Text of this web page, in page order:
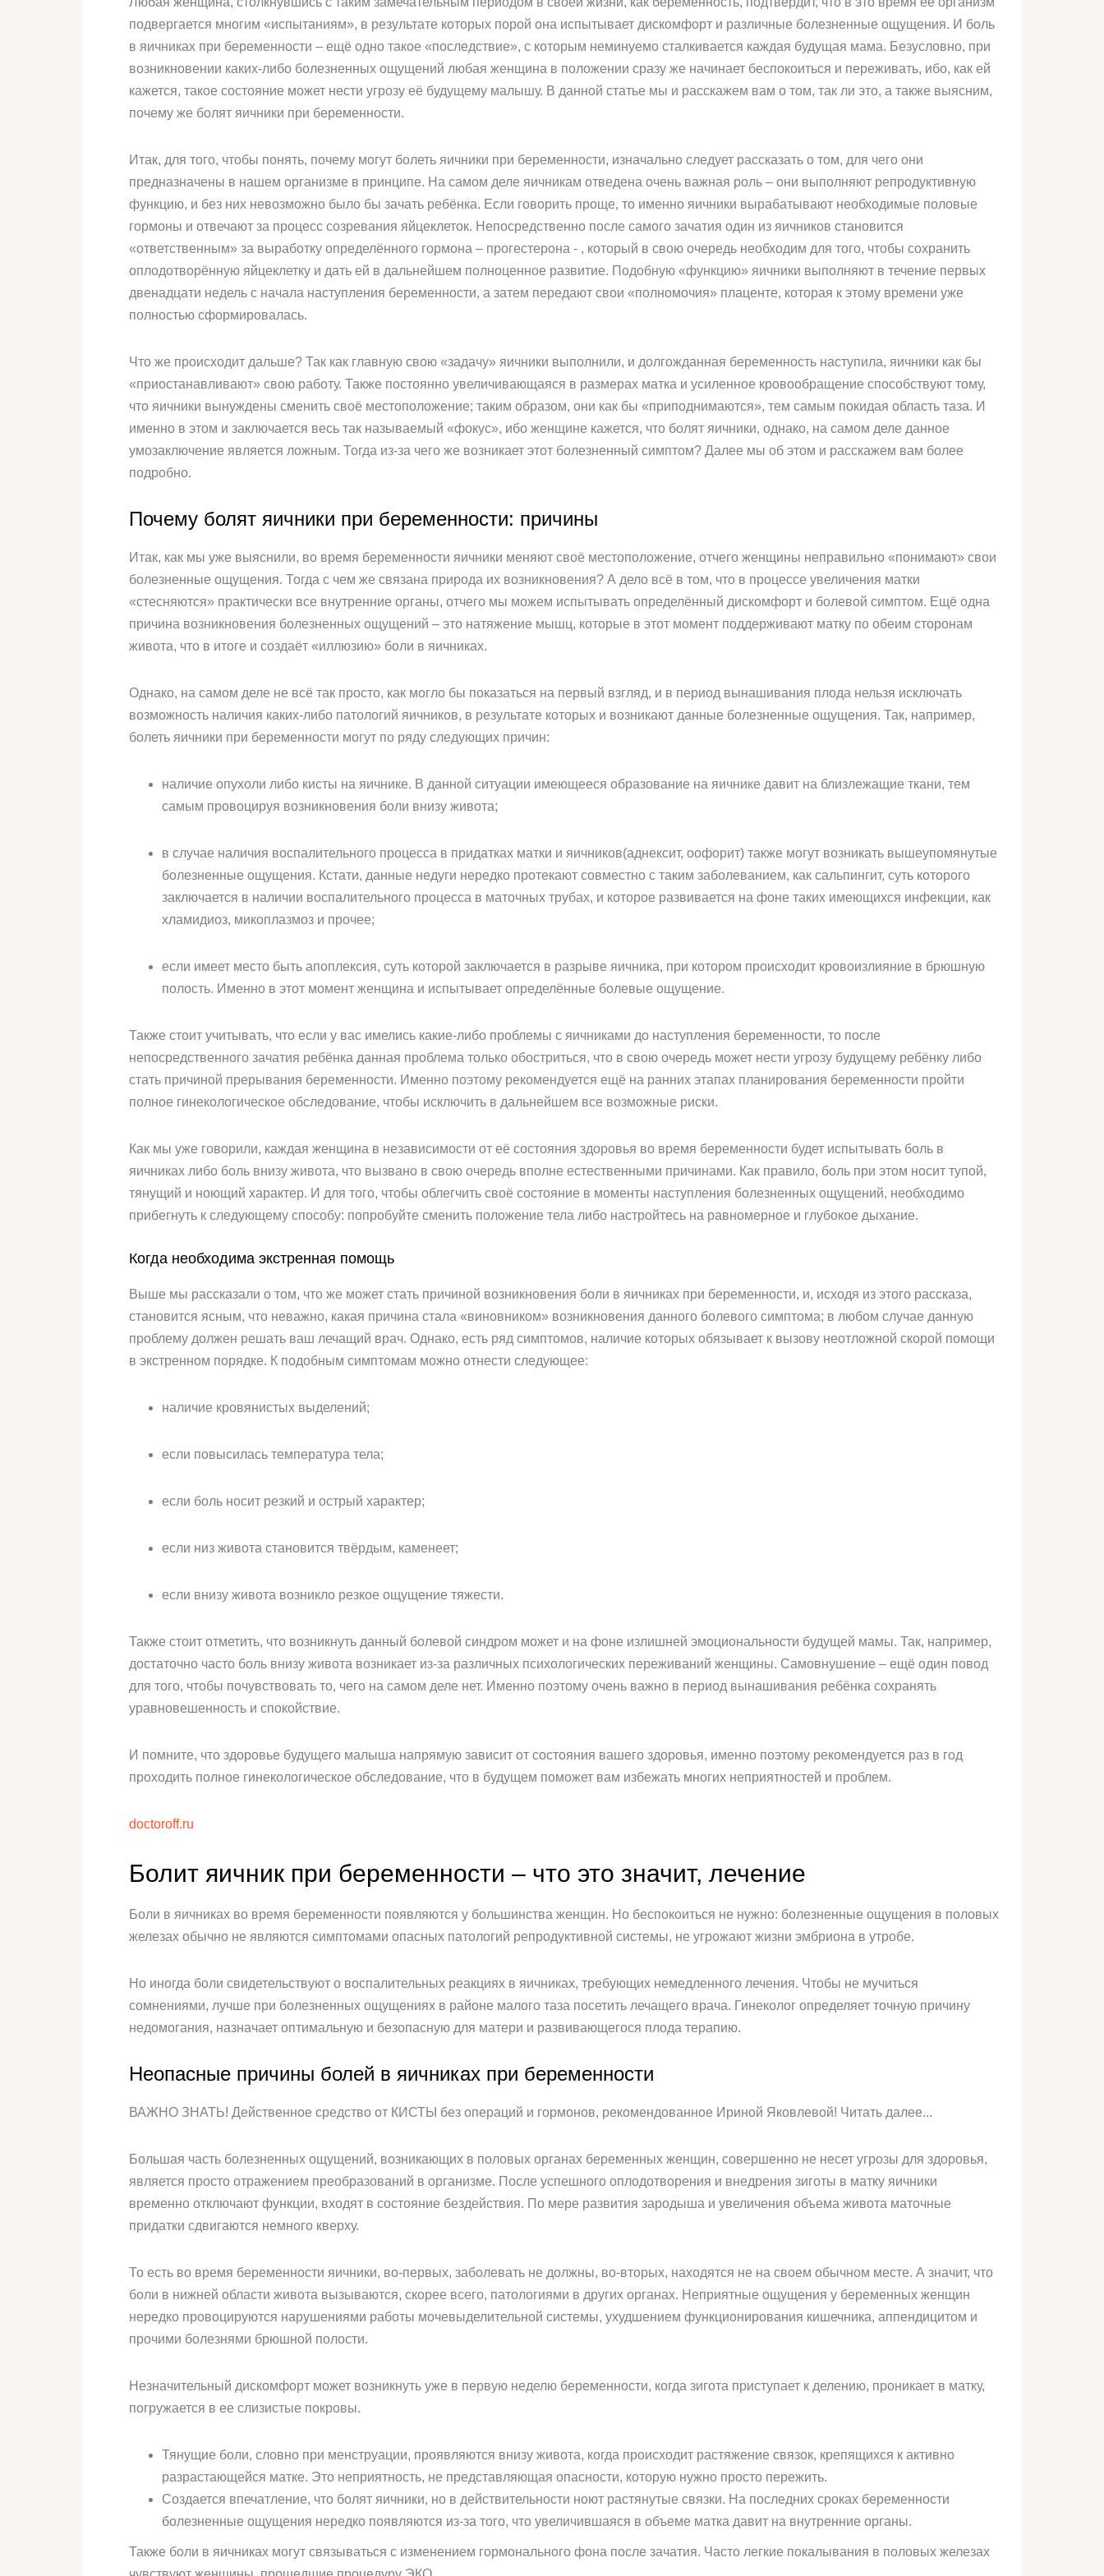
подвергается многим «испытаниям», в результате которых порой она испытывает дискомфорт и различные болезненные ощущения. И боль
в яичниках при беременности – ещё одно такое «последствие», с которым неминуемо сталкивается каждая будущая мама. Безусловно, при
возникновении каких-либо болезненных ощущений любая женщина в положении сразу же начинает беспокоиться и переживать, ибо, как ей
кажется, такое состояние может нести угрозу её будущему малышу. В данной статье мы и расскажем вам о том, так ли это, а также выясним,
почему же болят яичники при беременности.
Итак, для того, чтобы понять, почему могут болеть яичники при беременности, изначально следует рассказать о том, для чего они
предназначены в нашем организме в принципе. На самом деле яичникам отведена очень важная роль – они выполняют репродуктивную
функцию, и без них невозможно было бы зачать ребёнка. Если говорить проще, то именно яичники вырабатывают необходимые половые
гормоны и отвечают за процесс созревания яйцеклеток. Непосредственно после самого зачатия один из яичников становится
«ответственным» за выработку определённого гормона – прогестерона - , который в свою очередь необходим для того, чтобы сохранить
оплодотворённую яйцеклетку и дать ей в дальнейшем полноценное развитие. Подобную «функцию» яичники выполняют в течение первых
двенадцати недель с начала наступления беременности, а затем передают свои «полномочия» плаценте, которая к этому времени уже
полностью сформировалась.
Что же происходит дальше? Так как главную свою «задачу» яичники выполнили, и долгожданная беременность наступила, яичники как бы
«приостанавливают» свою работу. Также постоянно увеличивающаяся в размерах матка и усиленное кровообращение способствуют тому,
что яичники вынуждены сменить своё местоположение; таким образом, они как бы «приподнимаются», тем самым покидая область таза. И
именно в этом и заключается весь так называемый «фокус», ибо женщине кажется, что болят яичники, однако, на самом деле данное
умозаключение является ложным. Тогда из-за чего же возникает этот болезненный симптом? Далее мы об этом и расскажем вам более
подробно.
Почему болят яичники при беременности: причины
Итак, как мы уже выяснили, во время беременности яичники меняют своё местоположение, отчего женщины неправильно «понимают» свои
болезненные ощущения. Тогда с чем же связана природа их возникновения? А дело всё в том, что в процессе увеличения матки
«стесняются» практически все внутренние органы, отчего мы можем испытывать определённый дискомфорт и болевой симптом. Ещё одна
причина возникновения болезненных ощущений – это натяжение мышц, которые в этот момент поддерживают матку по обеим сторонам
живота, что в итоге и создаёт «иллюзию» боли в яичниках.
Однако, на самом деле не всё так просто, как могло бы показаться на первый взгляд, и в период вынашивания плода нельзя исключать
возможность наличия каких-либо патологий яичников, в результате которых и возникают данные болезненные ощущения. Так, например,
болеть яичники при беременности могут по ряду следующих причин:
наличие опухоли либо кисты на яичнике. В данной ситуации имеющееся образование на яичнике давит на близлежащие ткани, тем
самым провоцируя возникновения боли внизу живота;
в случае наличия воспалительного процесса в придатках матки и яичников(аднексит, оофорит) также могут возникать вышеупомянутые
болезненные ощущения. Кстати, данные недуги нередко протекают совместно с таким заболеванием, как сальпингит, суть которого
заключается в наличии воспалительного процесса в маточных трубах, и которое развивается на фоне таких имеющихся инфекции, как
хламидиоз, микоплазмоз и прочее;
если имеет место быть апоплексия, суть которой заключается в разрыве яичника, при котором происходит кровоизлияние в брюшную
полость. Именно в этот момент женщина и испытывает определённые болевые ощущение.
Также стоит учитывать, что если у вас имелись какие-либо проблемы с яичниками до наступления беременности, то после
непосредственного зачатия ребёнка данная проблема только обостриться, что в свою очередь может нести угрозу будущему ребёнку либо
стать причиной прерывания беременности. Именно поэтому рекомендуется ещё на ранних этапах планирования беременности пройти
полное гинекологическое обследование, чтобы исключить в дальнейшем все возможные риски.
Как мы уже говорили, каждая женщина в независимости от её состояния здоровья во время беременности будет испытывать боль в
яичниках либо боль внизу живота, что вызвано в свою очередь вполне естественными причинами. Как правило, боль при этом носит тупой,
тянущий и ноющий характер. И для того, чтобы облегчить своё состояние в моменты наступления болезненных ощущений, необходимо
прибегнуть к следующему способу: попробуйте сменить положение тела либо настройтесь на равномерное и глубокое дыхание.
Когда необходима экстренная помощь
Выше мы рассказали о том, что же может стать причиной возникновения боли в яичниках при беременности, и, исходя из этого рассказа,
становится ясным, что неважно, какая причина стала «виновником» возникновения данного болевого симптома; в любом случае данную
проблему должен решать ваш лечащий врач. Однако, есть ряд симптомов, наличие которых обязывает к вызову неотложной скорой помощи
в экстренном порядке. К подобным симптомам можно отнести следующее:
наличие кровянистых выделений;
если повысилась температура тела;
если боль носит резкий и острый характер;
если низ живота становится твёрдым, каменеет;
если внизу живота возникло резкое ощущение тяжести.
Также стоит отметить, что возникнуть данный болевой синдром может и на фоне излишней эмоциональности будущей мамы. Так, например,
достаточно часто боль внизу живота возникает из-за различных психологических переживаний женщины. Самовнушение – ещё один повод
для того, чтобы почувствовать то, чего на самом деле нет. Именно поэтому очень важно в период вынашивания ребёнка сохранять
уравновешенность и спокойствие.
И помните, что здоровье будущего малыша напрямую зависит от состояния вашего здоровья, именно поэтому рекомендуется раз в год
проходить полное гинекологическое обследование, что в будущем поможет вам избежать многих неприятностей и проблем.
doctoroff.ru
Болит яичник при беременности – что это значит, лечение
Боли в яичниках во время беременности появляются у большинства женщин. Но беспокоиться не нужно: болезненные ощущения в половых
железах обычно не являются симптомами опасных патологий репродуктивной системы, не угрожают жизни эмбриона в утробе.
Но иногда боли свидетельствуют о воспалительных реакциях в яичниках, требующих немедленного лечения. Чтобы не мучиться
сомнениями, лучше при болезненных ощущениях в районе малого таза посетить лечащего врача. Гинеколог определяет точную причину
недомогания, назначает оптимальную и безопасную для матери и развивающегося плода терапию.
Неопасные причины болей в яичниках при беременности
ВАЖНО ЗНАТЬ! Действенное средство от КИСТЫ без операций и гормонов, рекомендованное Ириной Яковлевой! Читать далее...
Большая часть болезненных ощущений, возникающих в половых органах беременных женщин, совершенно не несет угрозы для здоровья,
является просто отражением преобразований в организме. После успешного оплодотворения и внедрения зиготы в матку яичники
временно отключают функции, входят в состояние бездействия. По мере развития зародыша и увеличения объема живота маточные
придатки сдвигаются немного кверху.
То есть во время беременности яичники, во-первых, заболевать не должны, во-вторых, находятся не на своем обычном месте. А значит, что
боли в нижней области живота вызываются, скорее всего, патологиями в других органах. Неприятные ощущения у беременных женщин
нередко провоцируются нарушениями работы мочевыделительной системы, ухудшением функционирования кишечника, аппендицитом и
прочими болезнями брюшной полости.
Незначительный дискомфорт может возникнуть уже в первую неделю беременности, когда зигота приступает к делению, проникает в матку,
погружается в ее слизистые покровы.
Тянущие боли, словно при менструации, проявляются внизу живота, когда происходит растяжение связок, крепящихся к активно
разрастающейся матке. Это неприятность, не представляющая опасности, которую нужно просто пережить.
Создается впечатление, что болят яичники, но в действительности ноют растянутые связки. На последних сроках беременности
болезненные ощущения нередко появляются из-за того, что увеличившаяся в объеме матка давит на внутренние органы.
Также боли в яичниках могут связываться с изменением гормонального фона после зачатия. Часто легкие покалывания в половых железах